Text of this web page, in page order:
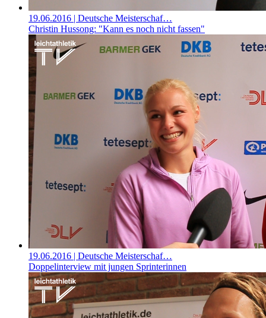
19.06.2016 | Deutsche Meisterschaf…
Christin Hussong: "Kann es noch nicht fassen"
19.06.2016 | Deutsche Meisterschaf…
Doppelinterview mit jungen Sprinterinnen